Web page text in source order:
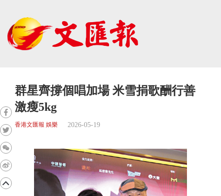
群星齊撐個唱加場 米雪捐歌酬行善
激瘦5kg
香港文匯報 娛樂 2026-05-19